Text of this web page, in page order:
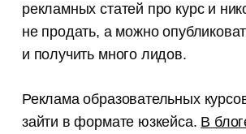
рекламных статей про курс и
не продать, а можно
и получить много лидов.
Реклама образовательных
зайти в формате юзкейса. В
Канал для
и редакторов
Истории из практики, советы
за 8 лет работы контент-